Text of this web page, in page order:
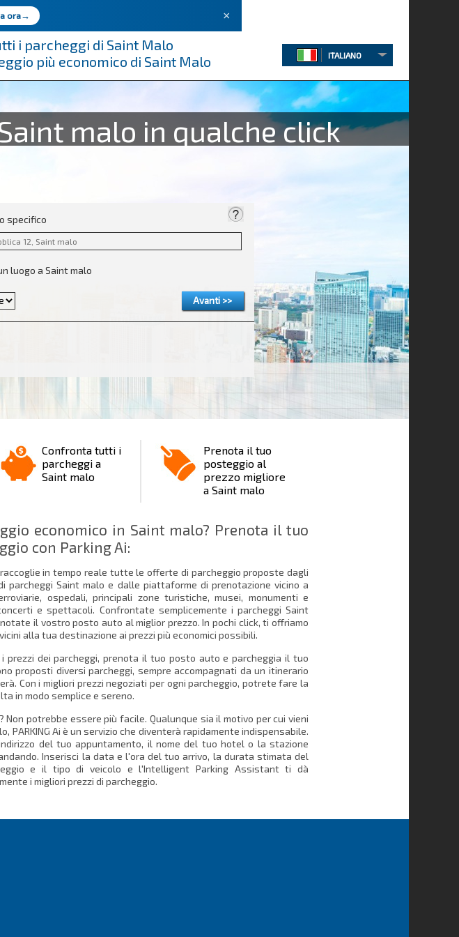
ora→ ×
i parcheggi di Saint Malo
più economico di Saint Malo
ITALIANO
malo in qualche click
specifico
luogo a Saint malo
Confronta tutti i
parcheggi a
Saint malo
Prenota il tuo
posteggio al
prezzo migliore
a Saint malo
economico in Saint malo? Prenota il tuo
con Parking Ai:
in tempo reale tutte le offerte di parcheggio proposte dagli
parcheggi Saint malo e dalle piattaforme di prenotazione vicino a
ospedali, principali zone turistiche, musei, monumenti e
e spettacoli. Confrontate semplicemente i parcheggi Saint
il vostro posto auto al miglior prezzo. In pochi click, ti offriamo
alla tua destinazione ai prezzi più economici possibili.
prezzi dei parcheggi, prenota il tuo posto auto e parcheggia il tuo
proposti diversi parcheggi, sempre accompagnati da un itinerario
Con i migliori prezzi negoziati per ogni parcheggio, potrete fare la
in modo semplice e sereno.
Non potrebbe essere più facile. Qualunque sia il motivo per cui vieni
PARKING Ai è un servizio che diventerà rapidamente indispensabile.
del tuo appuntamento, il nome del tuo hotel o la stazione
Inserisci la data e l'ora del tuo arrivo, la durata stimata del
e il tipo di veicolo e l'Intelligent Parking Assistant ti dà
i migliori prezzi di parcheggio.